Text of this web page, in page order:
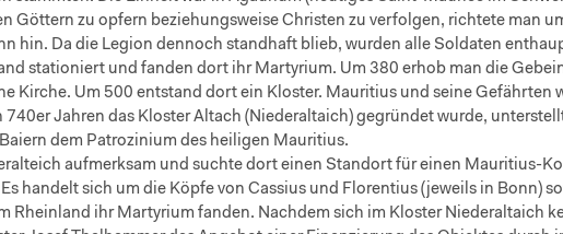
Göttern zu opfern beziehungsweise Christen zu verfolgen, richtete man
hin. Da die Legion dennoch standhaft blieb, wurden alle Soldaten
stationiert und fanden dort ihr Martyrium. Um 380 erhob man die
Kirche. Um 500 entstand dort ein Kloster. Mauritius und seine Gefährten
740er Jahren das Kloster Altach (Niederaltaich) gegründet wurde,
dem Patrozinium des heiligen Mauritius.
aufmerksam und suchte dort einen Standort für einen Mauritius-
handelt sich um die Köpfe von Cassius und Florentius (jeweils in Bonn)
Rheinland ihr Martyrium fanden. Nachdem sich im Kloster Niederaltaich